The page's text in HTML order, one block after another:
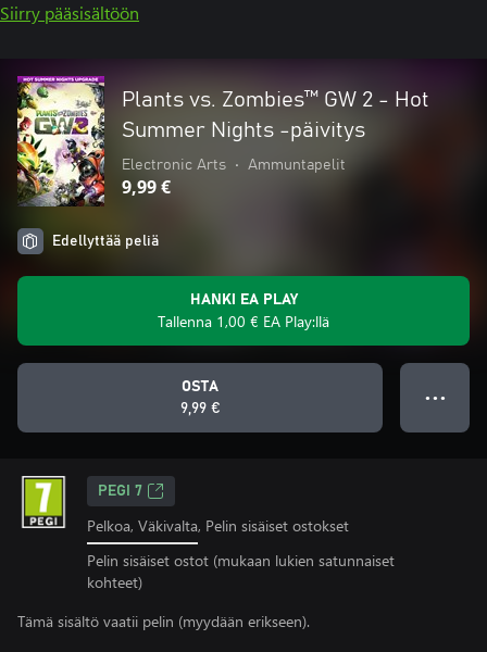
Siirry pääsisältöön
Plants vs. Zombies™ GW 2 - Hot
Summer Nights -päivitys
Electronic Arts • Ammuntapelit
9,99 €
Edellyttää peliä
HANKI EA PLAY
Tallenna 1,00 € EA Play:llä
OSTA
9,99 €
● ● ●
PEGI 7
Pelkoa, Väkivalta, Pelin sisäiset ostokset
Pelin sisäiset ostot (mukaan lukien satunnaiset
kohteet)
Tämä sisältö vaatii pelin (myydään erikseen).